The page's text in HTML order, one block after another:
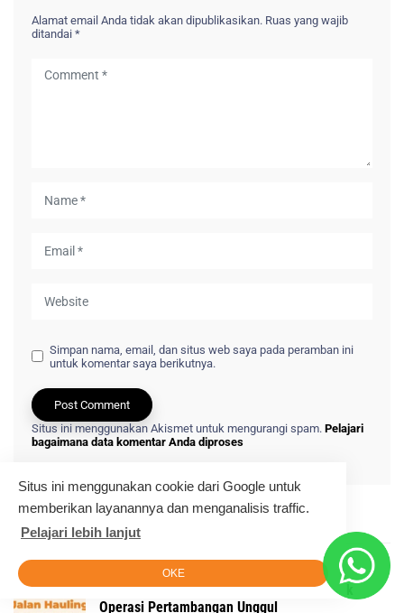
Situs ini menggunakan cookie dari Google untuk
memberikan layanannya dan menganalisis traffic.
Pelajari lebih lanjut
OKE
Alamat email Anda tidak akan dipublikasikan. Ruas yang wajib
ditandai *
Simpan nama, email, dan situs web saya pada peramban ini
untuk komentar saya berikutnya.
Situs ini menggunakan Akismet untuk mengurangi spam. Pelajari
bagaimana data komentar Anda diproses
LatestPosts
Pelatihan Hauling Road Maintenance untuk
Operasi Pertambangan Unggul